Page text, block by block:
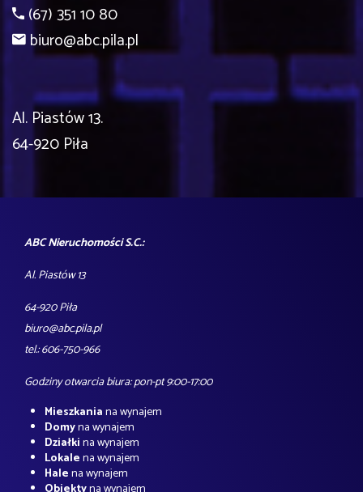
(67) 351 10 80
biuro@abc.pila.pl
Al. Piastów 13.
64-920 Piła
ABC Nieruchomości S.C.:
Al. Piastów 13
64-920 Piła
biuro@abc.pila.pl
tel.: 606-750-966
Godziny otwarcia biura: pon-pt 9:00-17:00
Mieszkaniana wynajem
Domyna wynajem
Działkina wynajem
Lokalena wynajem
Halena wynajem